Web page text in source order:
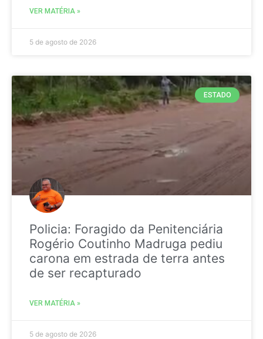
VER MATÉRIA »
5 de agosto de 2026
ESTADO
Policia: Foragido da Penitenciária
Rogério Coutinho Madruga pediu
carona em estrada de terra antes
de ser recapturado
VER MATÉRIA »
5 de agosto de 2026